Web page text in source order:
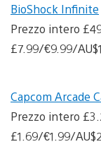
BioShock Infinite
Prezzo intero
£7.99/€9.99/
Capcom Arcade
Prezzo intero
£1.69/€1.99/